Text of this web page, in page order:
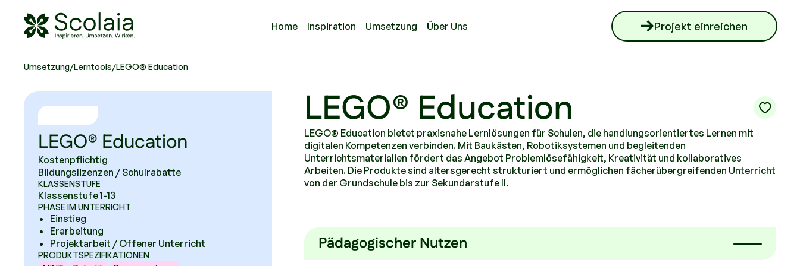
Home Inspiration Umsetzung Über Uns Projekt einreichen
Umsetzung/Lerntools/LEGO® Education
LEGO® Education
Kostenpflichtig
Bildungslizenzen / Schulrabatte
KLASSENSTUFE
Klassenstufe 1-13
PHASE IM UNTERRICHT
Einstieg
Erarbeitung
Projektarbeit / Offener Unterricht
PRODUKTSPEZIFIKATIONEN
LEGO® Education
LEGO® Education bietet praxisnahe Lernlösungen für Schulen, die handlungsorientiertes Lernen mit
digitalen Kompetenzen verbinden. Mit Baukästen, Robotiksystemen und begleitenden
Unterrichtsmaterialien fördert das Angebot Problemlösefähigkeit, Kreativität und kollaboratives
Arbeiten. Die Produkte sind altersgerecht strukturiert und ermöglichen fächerübergreifenden Unterricht
von der Grundschule bis zur Sekundarstufe II.
Pädagogischer Nutzen